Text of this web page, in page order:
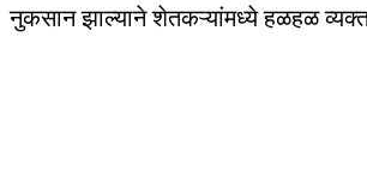
नुकसान झाल्याने शेतकऱ्यांमध्ये हळहळ